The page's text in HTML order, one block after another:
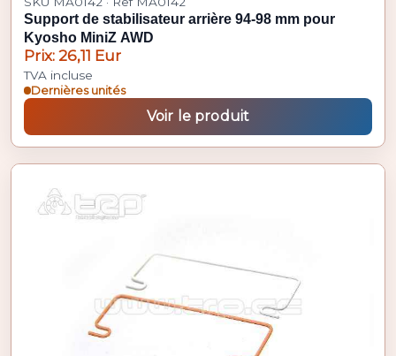
Support de stabilisateur arrière 94-98 mm pour
Kyosho MiniZ AWD
Prix: 26,11 Eur
TVA incluse
Dernières unités
Voir le produit